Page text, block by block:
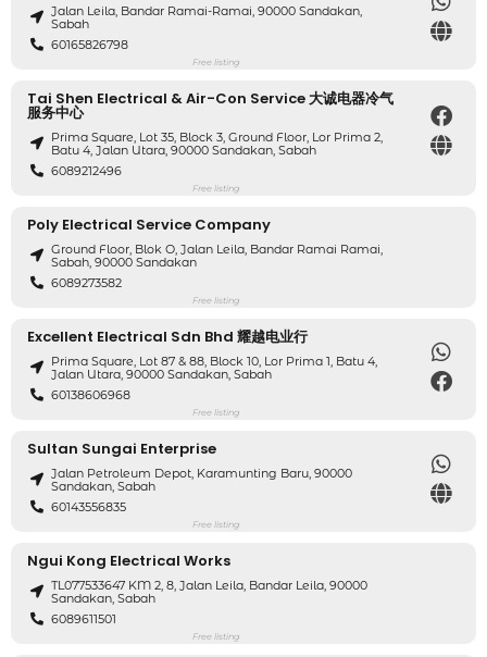
Jalan Leila, Bandar Ramai-Ramai, 90000 Sandakan,
Sabah
60165826798
Free listing
Tai Shen Electrical & Air-Con Service 大诚电器冷气
服务中心
Prima Square, Lot 35, Block 3, Ground Floor, Lor Prima 2,
Batu 4, Jalan Utara, 90000 Sandakan, Sabah
6089212496
Free listing
Poly Electrical Service Company
Ground Floor, Blok O, Jalan Leila, Bandar Ramai Ramai,
Sabah, 90000 Sandakan
6089273582
Free listing
Excellent Electrical Sdn Bhd 耀越电业行
Prima Square, Lot 87 & 88, Block 10, Lor Prima 1, Batu 4,
Jalan Utara, 90000 Sandakan, Sabah
60138606968
Free listing
Sultan Sungai Enterprise
Jalan Petroleum Depot, Karamunting Baru, 90000
Sandakan, Sabah
60143556835
Free listing
Ngui Kong Electrical Works
TL077533647 KM 2, 8, Jalan Leila, Bandar Leila, 90000
Sandakan, Sabah
6089611501
Free listing